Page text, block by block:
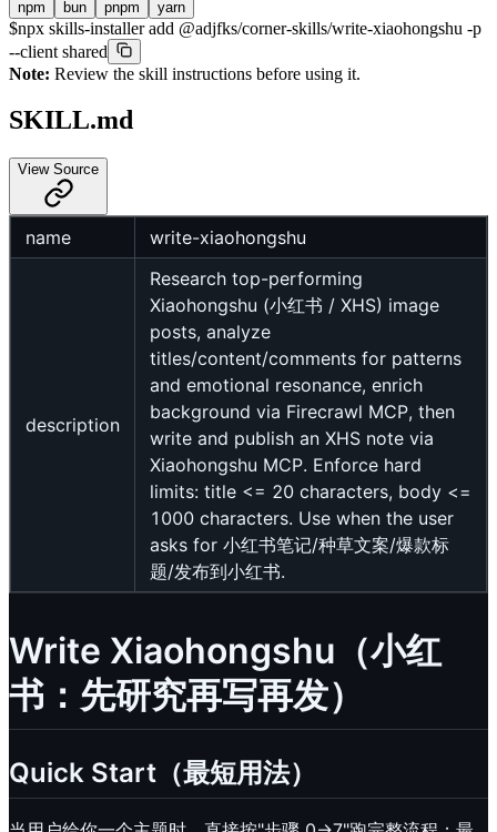
npm bun pnpm yarn
$npx skills-installer add @adjfks/corner-skills/write-xiaohongshu -p
--client shared
Note: Review the skill instructions before using it.
SKILL.md
View Source
name write-xiaohongshu
description
Research top-performing
Xiaohongshu (小红书 / XHS) image
posts, analyze
titles/content/comments for patterns
and emotional resonance, enrich
background via Firecrawl MCP, then
write and publish an XHS note via
Xiaohongshu MCP. Enforce hard
limits: title <= 20 characters, body <=
1000 characters. Use when the user
asks for 小红书笔记/种草文案/爆款标
题/发布到小红书.
Write Xiaohongshu（小红
书：先研究再写再发）
Quick Start（最短用法）